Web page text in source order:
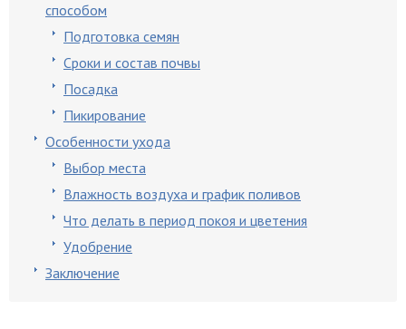
способом
Подготовка семян
Сроки и состав почвы
Посадка
Пикирование
Особенности ухода
Выбор места
Влажность воздуха и график поливов
Что делать в период покоя и цветения
Удобрение
Заключение